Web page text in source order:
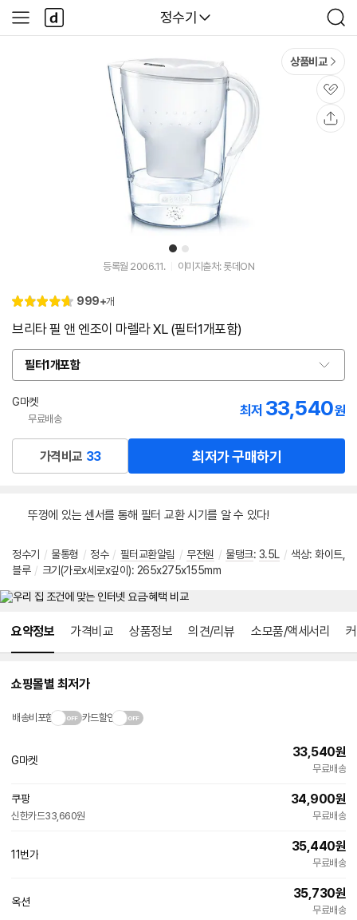
다나와
정수기
검
색
사
이
다
나
와
1 2
상품비교
관
심
등록월 2006.11. 이미지출처: 롯데ON
별
4.
리
999+개
브리타 필 앤 엔조이 마렐라 XL (필터1개포함)
필터1개포함
옵
션
선
택
G마켓인
증
무료배송
최저 33,540원
가격비교 33 최저가 구매하기
뚜껑에 있는 센서를 통해 필터 교환 시기를 알 수 있다!
정수기 / 물통형 / 정수 / 필터교환알림 / 무전원 / 물탱크: 3.5L / 색상: 화이트,
블루 / 크기(가로x세로x깊이): 265x275x155mm
요약정보 가격비교 상품정보 의견/리뷰 소모품/액세서리
쇼핑몰별 최저가
배송비포함 카드할인
G마켓
33,540원
무료배송
쿠팡
신한카드33,660원
34,900원
무료배송
11번가
35,440원
무료배송
옥션
35,730원
무료배송